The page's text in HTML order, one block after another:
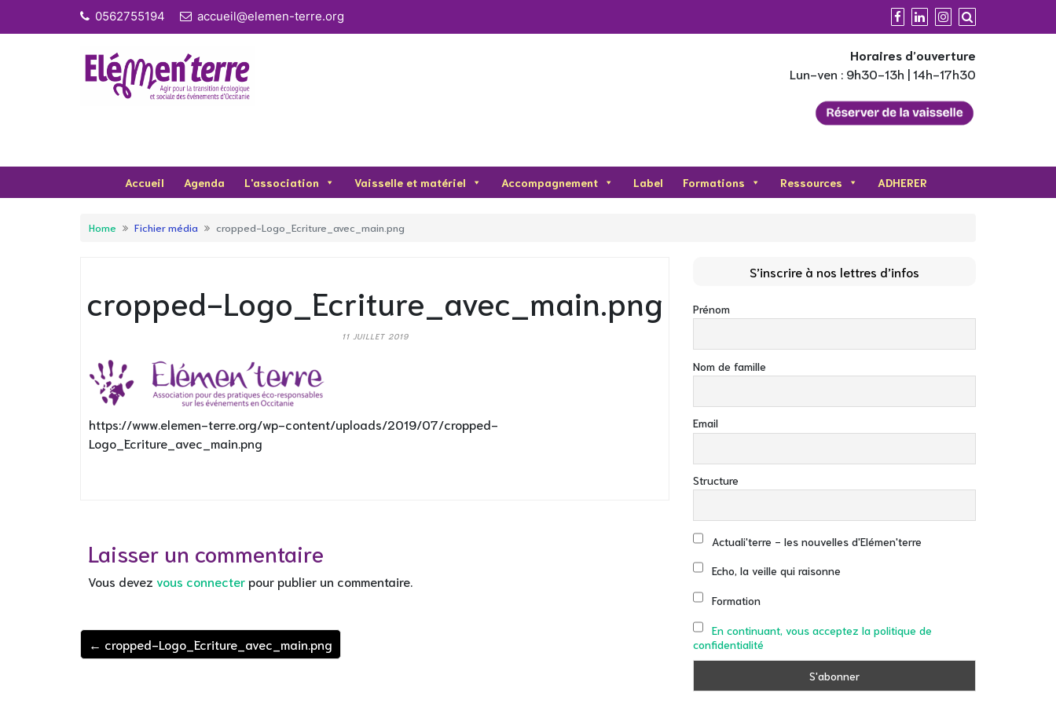
0562755194 accueil@elemen-terre.org
Horaires d’ouverture
Lun-ven : 9h30-13h | 14h-17h30
Accueil Agenda L'association Vaisselle et matériel Accompagnement Label Formations Ressources ADHERER
Home Fichier média cropped-Logo_Ecriture_avec_main.png
cropped-Logo_Ecriture_avec_main.png
11 JUILLET 2019
https://www.elemen-terre.org/wp-content/uploads/2019/07/cropped-
Logo_Ecriture_avec_main.png
Laisser un commentaire
Vous devez vous connecterpour publier un commentaire.
← cropped-Logo_Ecriture_avec_main.png
S’inscrire à nos lettres d’infos
Prénom
Nom de famille
Email
Structure
Actuali'terre - les nouvelles d'Elémen'terre
Echo, la veille qui raisonne
Formation
En continuant, vous acceptez la politique de
confidentialité